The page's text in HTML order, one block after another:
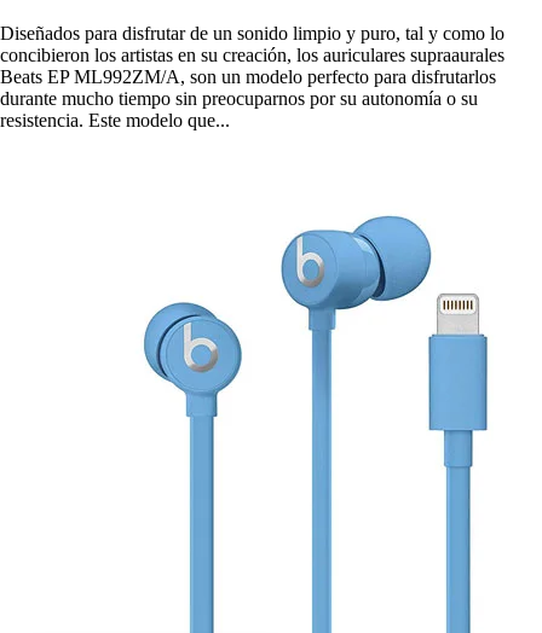
Diseñados para disfrutar de un sonido limpio y puro, tal y como lo
concibieron los artistas en su creación, los auriculares supraaurales
Beats EP ML992ZM/A, son un modelo perfecto para disfrutarlos
durante mucho tiempo sin preocuparnos por su autonomía o su
resistencia. Este modelo que...